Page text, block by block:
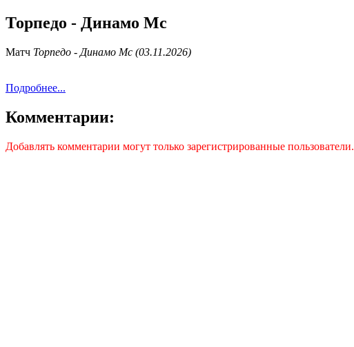
Торпедо - Динамо Мс
Матч Торпедо - Динамо Мс (03.11.2026)
Подробнее...
Комментарии:
Добавлять комментарии могут только зарегистрированные пользователи.